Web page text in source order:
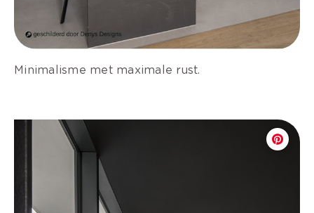
Minimalisme met maximale rust.